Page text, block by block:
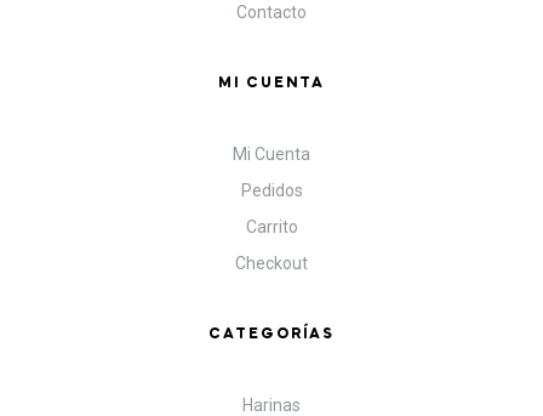
Contacto
MI CUENTA
Mi Cuenta
Pedidos
Carrito
Checkout
CATEGORÍAS
Harinas